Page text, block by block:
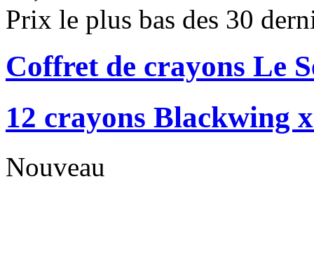
Prix le plus bas des 30
Coffret de crayons Le
12 crayons Blackwing
Nouveau